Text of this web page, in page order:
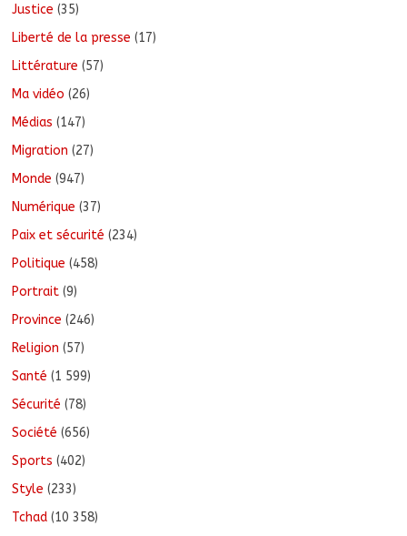
Justice (35)
Liberté de la presse (17)
Littérature (57)
Ma vidéo (26)
Médias (147)
Migration (27)
Monde (947)
Numérique (37)
Paix et sécurité (234)
Politique (458)
Portrait (9)
Province (246)
Religion (57)
Santé (1 599)
Sécurité (78)
Société (656)
Sports (402)
Style (233)
Tchad (10 358)